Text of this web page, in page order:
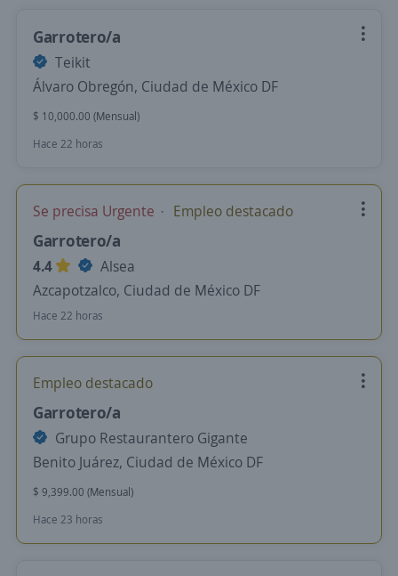
Garrotero/a
Teikit
Álvaro Obregón, Ciudad de México DF
$ 10,000.00 (Mensual)
Hace 22 horas
Se precisa Urgente Empleo destacado
Garrotero/a
4.4
Alsea
Azcapotzalco, Ciudad de México DF
Hace 22 horas
Empleo destacado
Garrotero/a
Grupo Restaurantero Gigante
Benito Juárez, Ciudad de México DF
$ 9,399.00 (Mensual)
Hace 23 horas